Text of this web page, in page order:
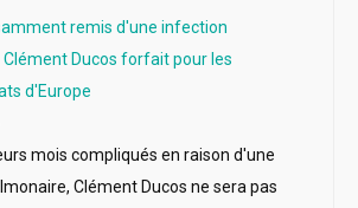
remis d'une infection
Ducos forfait pour les
d'Europe
mois compliqués en raison d'une
Clément Ducos ne sera pas